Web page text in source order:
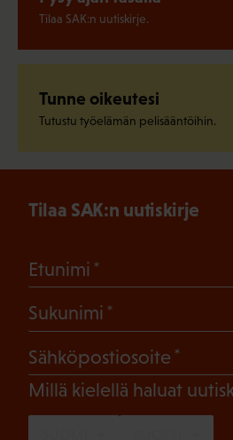
Tilaa SAK:n uutiskirje.
Tunne oikeutesi
Tutustu työelämän pelisääntöihin.
Tilaa SAK:n uutiskirje
Etunimi
Sukunimi
Sähköpostiosoite
Millä kielellä haluat